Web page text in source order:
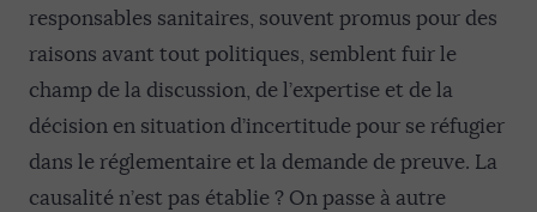
responsables sanitaires, souvent promus pour des
raisons avant tout politiques, semblent fuir le
champ de la discussion, de l’expertise et de la
décision en situation d’incertitude pour se réfugier
dans le réglementaire et la demande de preuve. La
causalité n’est pas établie ? On passe à autre